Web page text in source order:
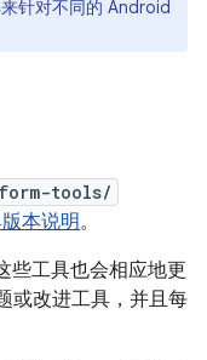
针对不同的 Android
tools/
本说明。
些工具也会相应地更
或改进工具，并且每